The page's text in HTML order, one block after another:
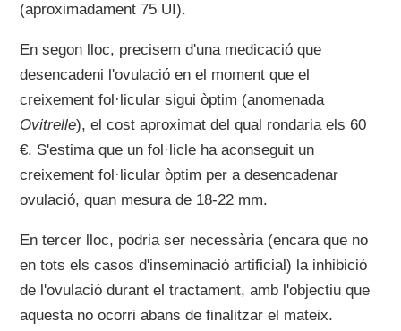
(aproximadament 75 UI).
En segon lloc, precisem d'una medicació que
desencadeni l'ovulació en el moment que el
creixement fol·licular sigui òptim (anomenada
Ovitrelle), el cost aproximat del qual rondaria els 60
€. S'estima que un fol·licle ha aconseguit un
creixement fol·licular òptim per a desencadenar
ovulació, quan mesura de 18-22 mm.
En tercer lloc, podria ser necessària (encara que no
en tots els casos d'inseminació artificial) la inhibició
de l'ovulació durant el tractament, amb l'objectiu que
aquesta no ocorri abans de finalitzar el mateix.